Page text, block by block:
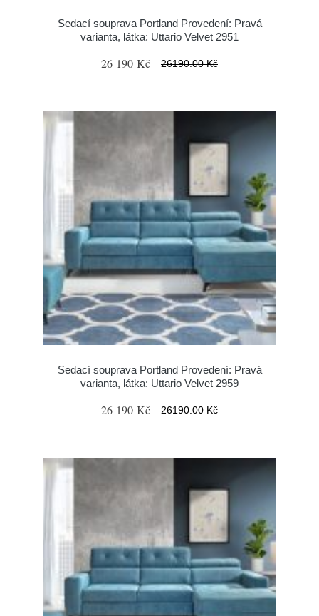
Sedací souprava Portland Provedení: Pravá
varianta, látka: Uttario Velvet 2951
26 190 Kč 26190.00 Kč
Sedací souprava Portland Provedení: Pravá
varianta, látka: Uttario Velvet 2959
26 190 Kč 26190.00 Kč